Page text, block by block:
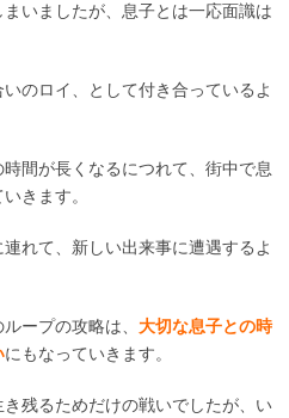
いましたが、息子とは一応面識は
のロイ、として付き合っているよ
間が長くなるにつれて、街中で息
きます。
れて、新しい出来事に遭遇するよ
ープの攻略は、 大切な息子との時
にもなっていきます。
残るためだけの戦いでしたが、い